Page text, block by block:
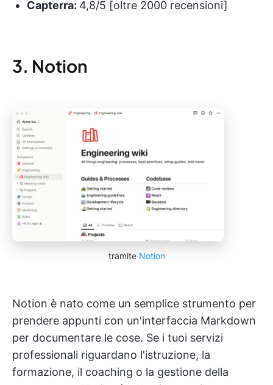
Capterra: 4,8/5 [oltre 2000 recensioni]
3. Notion
tramite Notion
Notion è nato come un semplice strumento per
prendere appunti con un'interfaccia Markdown
per documentare le cose. Se i tuoi servizi
professionali riguardano l'istruzione, la
formazione, il coaching o la gestione della